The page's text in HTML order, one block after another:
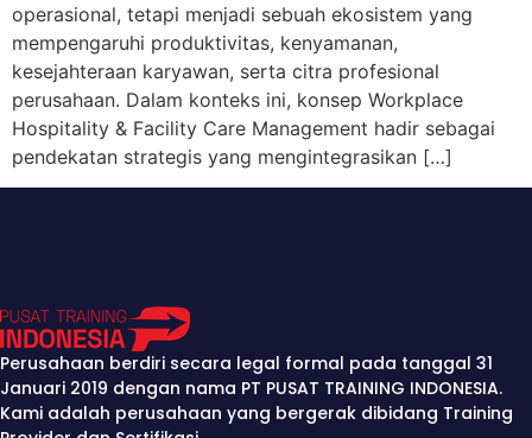
operasional, tetapi menjadi sebuah ekosistem yang
mempengaruhi produktivitas, kenyamanan,
kesejahteraan karyawan, serta citra profesional
perusahaan. Dalam konteks ini, konsep Workplace
Hospitality & Facility Care Management hadir sebagai
pendekatan strategis yang mengintegrasikan […]
Perusahaan berdiri secara legal formal pada tanggal 31
Januari 2019 dengan nama PT PUSAT TRAINING INDONESIA.
Kami adalah perusahaan yang bergerak dibidang Training